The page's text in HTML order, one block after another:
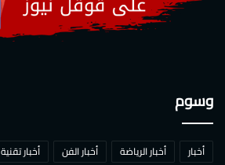
وسوم
أخبار أخبار الرياضة أخبار الفن أخبار تقنية